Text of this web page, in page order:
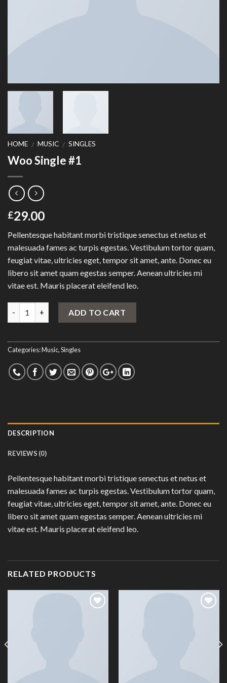
HOME / MUSIC / SINGLES
Woo Single #1
£29.00
Pellentesque habitant morbi tristique senectus et netus et
malesuada fames ac turpis egestas. Vestibulum tortor quam,
feugiat vitae, ultricies eget, tempor sit amet, ante. Donec eu
libero sit amet quam egestas semper. Aenean ultricies mi
vitae est. Mauris placerat eleifend leo.
ADD TO CART
Categories:Music,Singles
DESCRIPTION
REVIEWS (0)
Pellentesque habitant morbi tristique senectus et netus et
malesuada fames ac turpis egestas. Vestibulum tortor quam,
feugiat vitae, ultricies eget, tempor sit amet, ante. Donec eu
libero sit amet quam egestas semper. Aenean ultricies mi
vitae est. Mauris placerat eleifend leo.
RELATED PRODUCTS